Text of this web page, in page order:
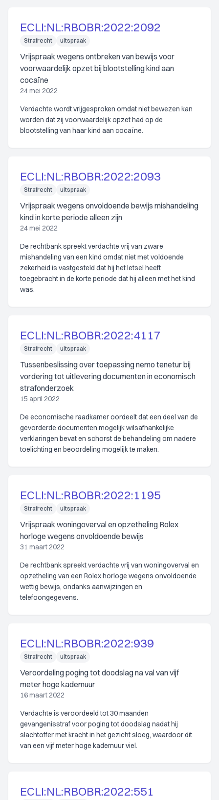
ECLI:NL:RBOBR:2022:2092
Strafrecht uitspraak
Vrijspraak wegens ontbreken van bewijs voor
voorwaardelijk opzet bij blootstelling kind aan
cocaïne
24 mei 2022
Verdachte wordt vrijgesproken omdat niet bewezen kan
worden dat zij voorwaardelijk opzet had op de
blootstelling van haar kind aan cocaïne.
ECLI:NL:RBOBR:2022:2093
Strafrecht uitspraak
Vrijspraak wegens onvoldoende bewijs mishandeling
kind in korte periode alleen zijn
24 mei 2022
De rechtbank spreekt verdachte vrij van zware
mishandeling van een kind omdat niet met voldoende
zekerheid is vastgesteld dat hij het letsel heeft
toegebracht in de korte periode dat hij alleen met het kind
was.
ECLI:NL:RBOBR:2022:4117
Strafrecht uitspraak
Tussenbeslissing over toepassing nemo tenetur bij
vordering tot uitlevering documenten in economisch
strafonderzoek
15 april 2022
De economische raadkamer oordeelt dat een deel van de
gevorderde documenten mogelijk wilsafhankelijke
verklaringen bevat en schorst de behandeling om nadere
toelichting en beoordeling mogelijk te maken.
ECLI:NL:RBOBR:2022:1195
Strafrecht uitspraak
Vrijspraak woningoverval en opzetheling Rolex
horloge wegens onvoldoende bewijs
31 maart 2022
De rechtbank spreekt verdachte vrij van woningoverval en
opzetheling van een Rolex horloge wegens onvoldoende
wettig bewijs, ondanks aanwijzingen en
telefoongegevens.
ECLI:NL:RBOBR:2022:939
Strafrecht uitspraak
Veroordeling poging tot doodslag na val van vijf
meter hoge kademuur
16 maart 2022
Verdachte is veroordeeld tot 30 maanden
gevangenisstraf voor poging tot doodslag nadat hij
slachtoffer met kracht in het gezicht sloeg, waardoor dit
van een vijf meter hoge kademuur viel.
ECLI:NL:RBOBR:2022:551